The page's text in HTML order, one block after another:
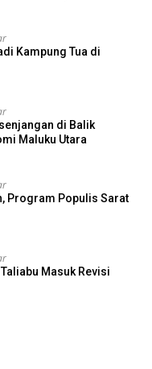
Kampung Tua di
di Balik
Maluku Utara
Program Populis Sarat
Masuk Revisi